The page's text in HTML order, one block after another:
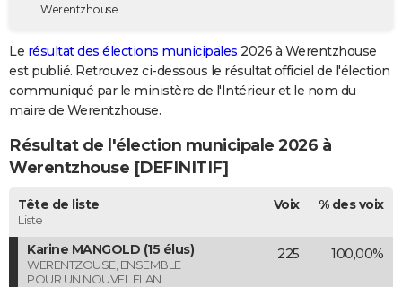
Destinations
City break
Voyage nature
Voyage de noces
Forum
GUIDES D'ACHAT
BONS PLANS
Carte de Noël
Carte Bonne année
Carte Saint-Valentin
Carte Pâques
Carte d'anniversaire
DICTIONNAIRE
Dictionnaire
Biographies
Citations
Expressions
Proverbes
PROGRAMME TV
COPAINS D'AVANT
S'inscrire
Se connecter
Lycées
Collèges
Primaires
Universités
Entreprises
Service militaire
Avis de recherche
AVIS DE DÉCÈS
Werentzhouse
Le résultat des élections municipales 2026 à Werentzhouse
est publié. Retrouvez ci-dessous le résultat officiel de l'élection
communiqué par le ministère de l'Intérieur et le nom du
maire de Werentzhouse.
Résultat de l'élection municipale 2026 à
Werentzhouse [DEFINITIF]
Tête de liste
Liste
Voix % des voix
Karine MANGOLD (15 élus)
WERENTZOUSE, ENSEMBLE
POUR UN NOUVEL ELAN
225 100,00%